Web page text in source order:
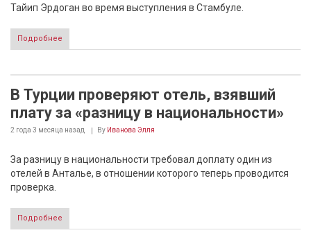
Тайип Эрдоган во время выступления в Стамбуле.
Подробнее
В Турции проверяют отель, взявший
плату за «разницу в национальности»
2 года 3 месяца назад By Иванова Элля
За разницу в национальности требовал доплату один из
отелей в Анталье, в отношении которого теперь проводится
проверка.
Подробнее